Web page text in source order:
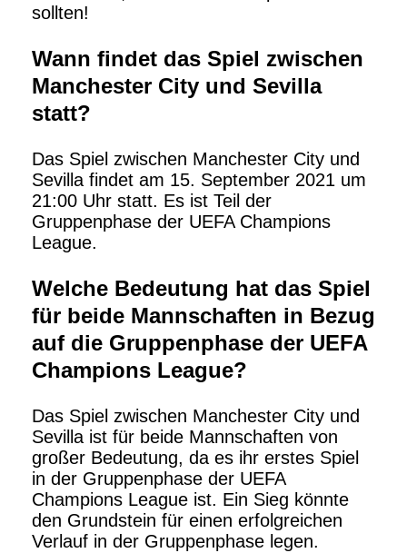
sollten!
Wann findet das Spiel zwischen
Manchester City und Sevilla
statt?
Das Spiel zwischen Manchester City und
Sevilla findet am 15. September 2021 um
21:00 Uhr statt. Es ist Teil der
Gruppenphase der UEFA Champions
League.
Welche Bedeutung hat das Spiel
für beide Mannschaften in Bezug
auf die Gruppenphase der UEFA
Champions League?
Das Spiel zwischen Manchester City und
Sevilla ist für beide Mannschaften von
großer Bedeutung, da es ihr erstes Spiel
in der Gruppenphase der UEFA
Champions League ist. Ein Sieg könnte
den Grundstein für einen erfolgreichen
Verlauf in der Gruppenphase legen.